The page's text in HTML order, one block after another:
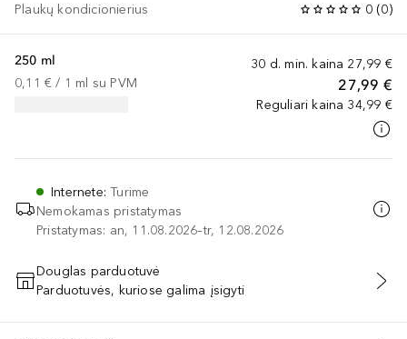
Plaukų kondicionierius 0 (0)
30 d. min. kaina 27,99 €
27,99 €
Reguliari kaina 34,99 €
250 ml
0,11 € / 1 ml su PVM
Internete:Turime
Nemokamas pristatymas
Pristatymas: an, 11.08.2026–tr, 12.08.2026
PRIDĖTI Į KREPŠELĮ
Douglas parduotuvė
Parduotuvės, kuriose galima įsigyti